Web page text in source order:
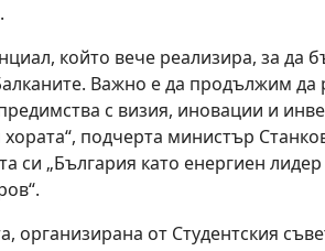
който вече реализира, за да
Важно е да продължим да
с визия, иновации и
подчерта министър
си „България като енергиен
организирана от Студентския